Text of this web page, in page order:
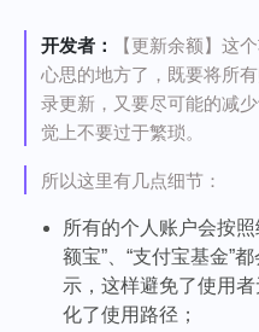
开发者：
【更新余额】这
心思的地方了，既要将所
录更新，又要尽可能的减
觉上不要过于繁琐。
所以这里有几点细节：
所有的个人账户会按
额宝”、“支付宝基金”
示，这样避免了使用
化了使用路径；